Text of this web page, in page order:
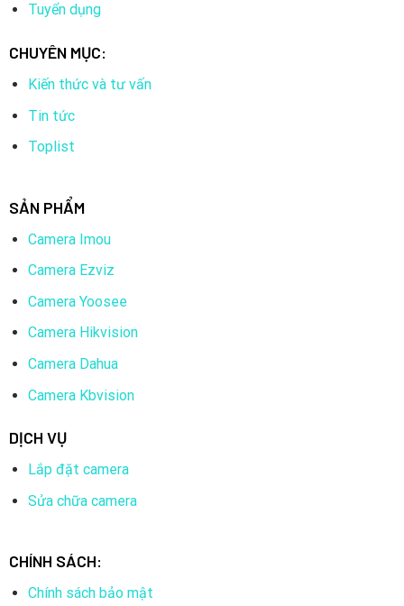
Tuyển dụng
CHUYÊN MỤC:
Kiến thức và tư vấn
Tin tức
Toplist
SẢN PHẨM
Camera Imou
Camera Ezviz
Camera Yoosee
Camera Hikvision
Camera Dahua
Camera Kbvision
DỊCH VỤ
Lắp đặt camera
Sửa chữa camera
CHÍNH SÁCH:
Chính sách bảo mật